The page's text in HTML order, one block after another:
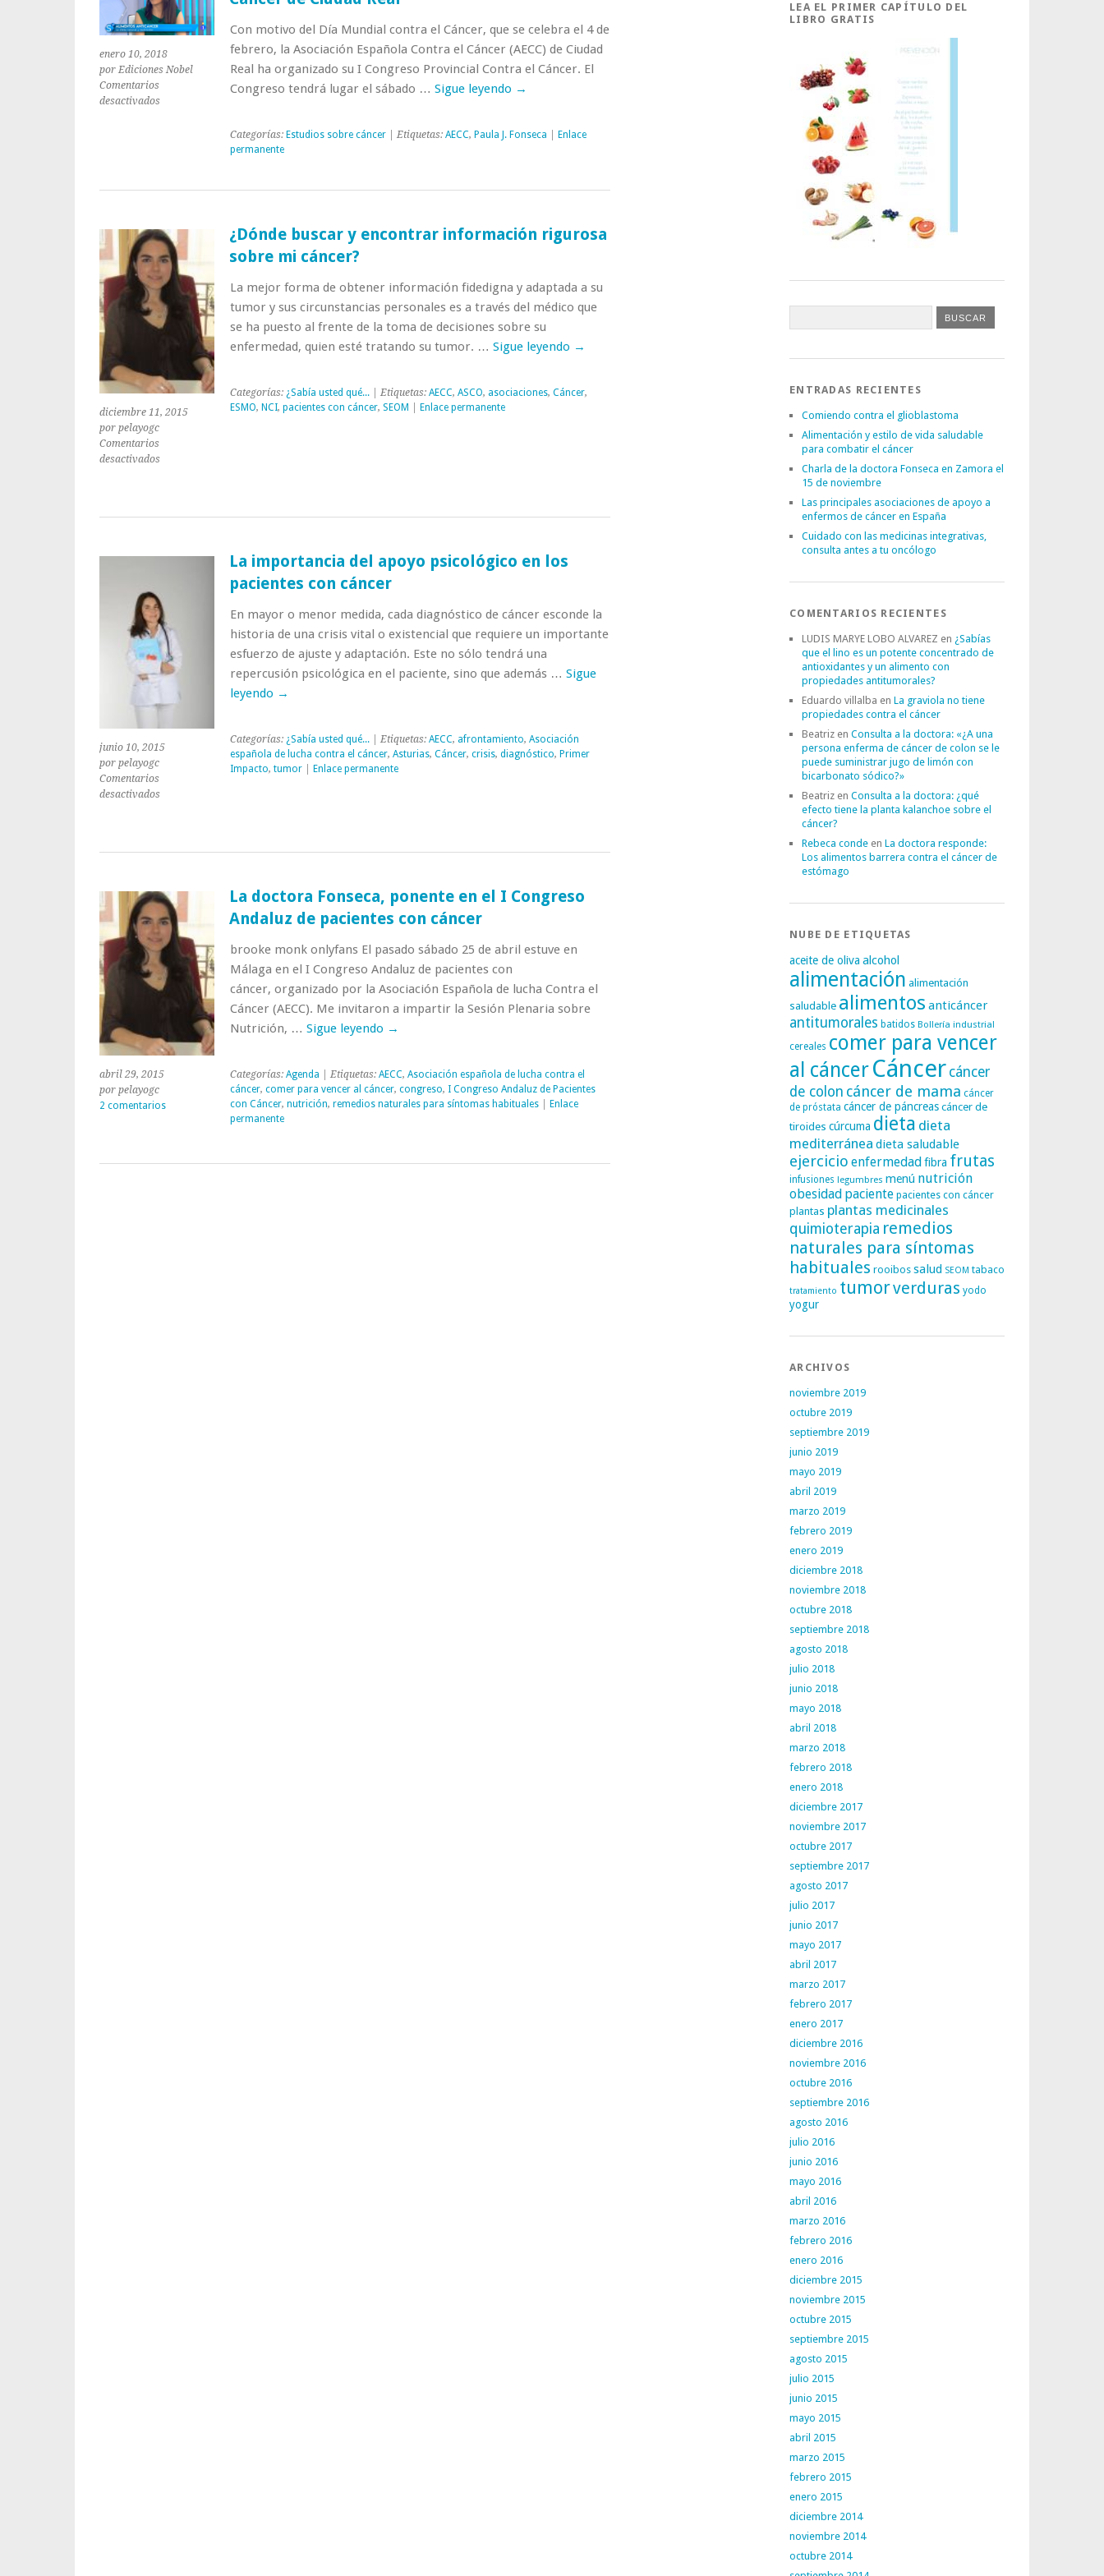
enero 10, 2018
por Ediciones Nobel
Comentarios
desactivadosen
Congreso
Cáncer
de
Ciudad
Real
Con motivo del Día Mundial contra el Cáncer, que se celebra el 4 de
febrero, la Asociación Española Contra el Cáncer (AECC) de Ciudad
Real ha organizado su I Congreso Provincial Contra el Cáncer. El
Congreso tendrá lugar el sábado … Sigue leyendo →
Categorías: Estudios sobre cáncer| Etiquetas: AECC, Paula J. Fonseca
Enlace
permanente
diciembre 11, 2015
por pelayogc
Comentarios
desactivadosen
encontrar
cáncer?
¿Dónde buscar y encontrar información rigurosa
sobre mi cáncer?
La mejor forma de obtener información fidedigna y adaptada a su
tumor y sus circunstancias personales es a través del médico que
se ha puesto al frente de la toma de decisiones sobre su
enfermedad, quien esté tratando su tumor. … Sigue leyendo →
Categorías: ¿Sabía usted qué...| Etiquetas: AECC, ASCO, asociaciones, Cáncer,
ESMO, NCI, pacientes con cáncer, SEOM Enlace permanente
junio 10, 2015
por pelayogc
Comentarios
desactivadosen
apoyo
los
pacientes
con
cáncer
La importancia del apoyo psicológico en los
pacientes con cáncer
En mayor o menor medida, cada diagnóstico de cáncer esconde la
historia de una crisis vital o existencial que requiere un importante
esfuerzo de ajuste y adaptación. Este no sólo tendrá una
repercusión psicológica en el paciente, sino que además … Sigue
leyendo →
Categorías: ¿Sabía usted qué...| Etiquetas: AECC, afrontamiento, Asociación
española de lucha contra el cáncer, Asturias, Cáncer, crisis, diagnóstico, Primer
Impacto, tumor| Enlace permanente
abril 29, 2015
por pelayogc
2 comentarios
La doctora Fonseca, ponente en el I Congreso
Andaluz de pacientes con cáncer
brooke monk onlyfans El pasado sábado 25 de abril estuve en
Málaga en el I Congreso Andaluz de pacientes con
cáncer, organizado por la Asociación Española de lucha Contra el
Cáncer (AECC). Me invitaron a impartir la Sesión Plenaria sobre
Nutrición, … Sigue leyendo →
Categorías: Agenda | Etiquetas: AECC, Asociación española de lucha contra el
cáncer, comer para vencer al cáncer, congreso, I Congreso Andaluz de Pacientes
con Cáncer, nutrición, remedios naturales para síntomas habituales|
Enlace
permanente
LEA EL PRIMER CAPÍTULO DEL
LIBRO GRATIS
ENTRADAS RECIENTES
Comiendo contra el glioblastoma
Alimentación y estilo de vida saludable
para combatir el cáncer
Charla de la doctora Fonseca en Zamora el
15 de noviembre
Las principales asociaciones de apoyo a
enfermos de cáncer en España
Cuidado con las medicinas integrativas,
consulta antes a tu oncólogo
COMENTARIOS RECIENTES
LUDIS MARYE LOBO ALVAREZ en ¿Sabías
que el lino es un potente concentrado de
antioxidantes y un alimento con
propiedades antitumorales?
Eduardo villalba en La graviola no tiene
propiedades contra el cáncer
Beatriz en Consulta a la doctora: «¿A una
persona enferma de cáncer de colon se le
puede suministrar jugo de limón con
bicarbonato sódico?»
Beatriz en Consulta a la doctora: ¿qué
efecto tiene la planta kalanchoe sobre el
cáncer?
Rebeca conde en La doctora responde:
Los alimentos barrera contra el cáncer de
estómago
NUBE DE ETIQUETAS
aceite de oliva alcohol
alimentación alimentación
saludable alimentos anticáncer
antitumorales batidos Bollería industrial
cereales comer para vencer
al cáncerCáncer cáncer
de colon cáncer de mama cáncer
de próstata cáncer de páncreascáncer de
tiroides cúrcuma dieta dieta
mediterránea dieta saludable
ejercicio enfermedadfibra frutas
infusiones legumbres menú nutrición
obesidad paciente pacientes con cáncer
plantas plantas medicinales
quimioterapia remedios
naturales para síntomas
habituales rooibos salud SEOM tabaco
tratamiento tumorverduras yodo
yogur
ARCHIVOS
noviembre 2019
octubre 2019
septiembre 2019
junio 2019
mayo 2019
abril 2019
marzo 2019
febrero 2019
enero 2019
diciembre 2018
noviembre 2018
octubre 2018
septiembre 2018
agosto 2018
julio 2018
junio 2018
mayo 2018
abril 2018
marzo 2018
febrero 2018
enero 2018
diciembre 2017
noviembre 2017
octubre 2017
septiembre 2017
agosto 2017
julio 2017
junio 2017
mayo 2017
abril 2017
marzo 2017
febrero 2017
enero 2017
diciembre 2016
noviembre 2016
octubre 2016
septiembre 2016
agosto 2016
julio 2016
junio 2016
mayo 2016
abril 2016
marzo 2016
febrero 2016
enero 2016
diciembre 2015
noviembre 2015
octubre 2015
septiembre 2015
agosto 2015
julio 2015
junio 2015
mayo 2015
abril 2015
marzo 2015
febrero 2015
enero 2015
diciembre 2014
noviembre 2014
octubre 2014